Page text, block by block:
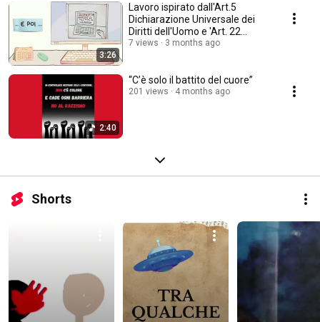
3:26
Lavoro ispirato dall'Art.5
Dichiarazione Universale dei
Diritti dell'Uomo e 'Art. 22
Cost.Italiana
7 views 3 months ago
2:40
“C’è solo il battito del cuore”
201 views 4 months ago
Shorts